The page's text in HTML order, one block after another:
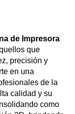
de Impresora
que
precisión y
en una
de la
calidad y su
como